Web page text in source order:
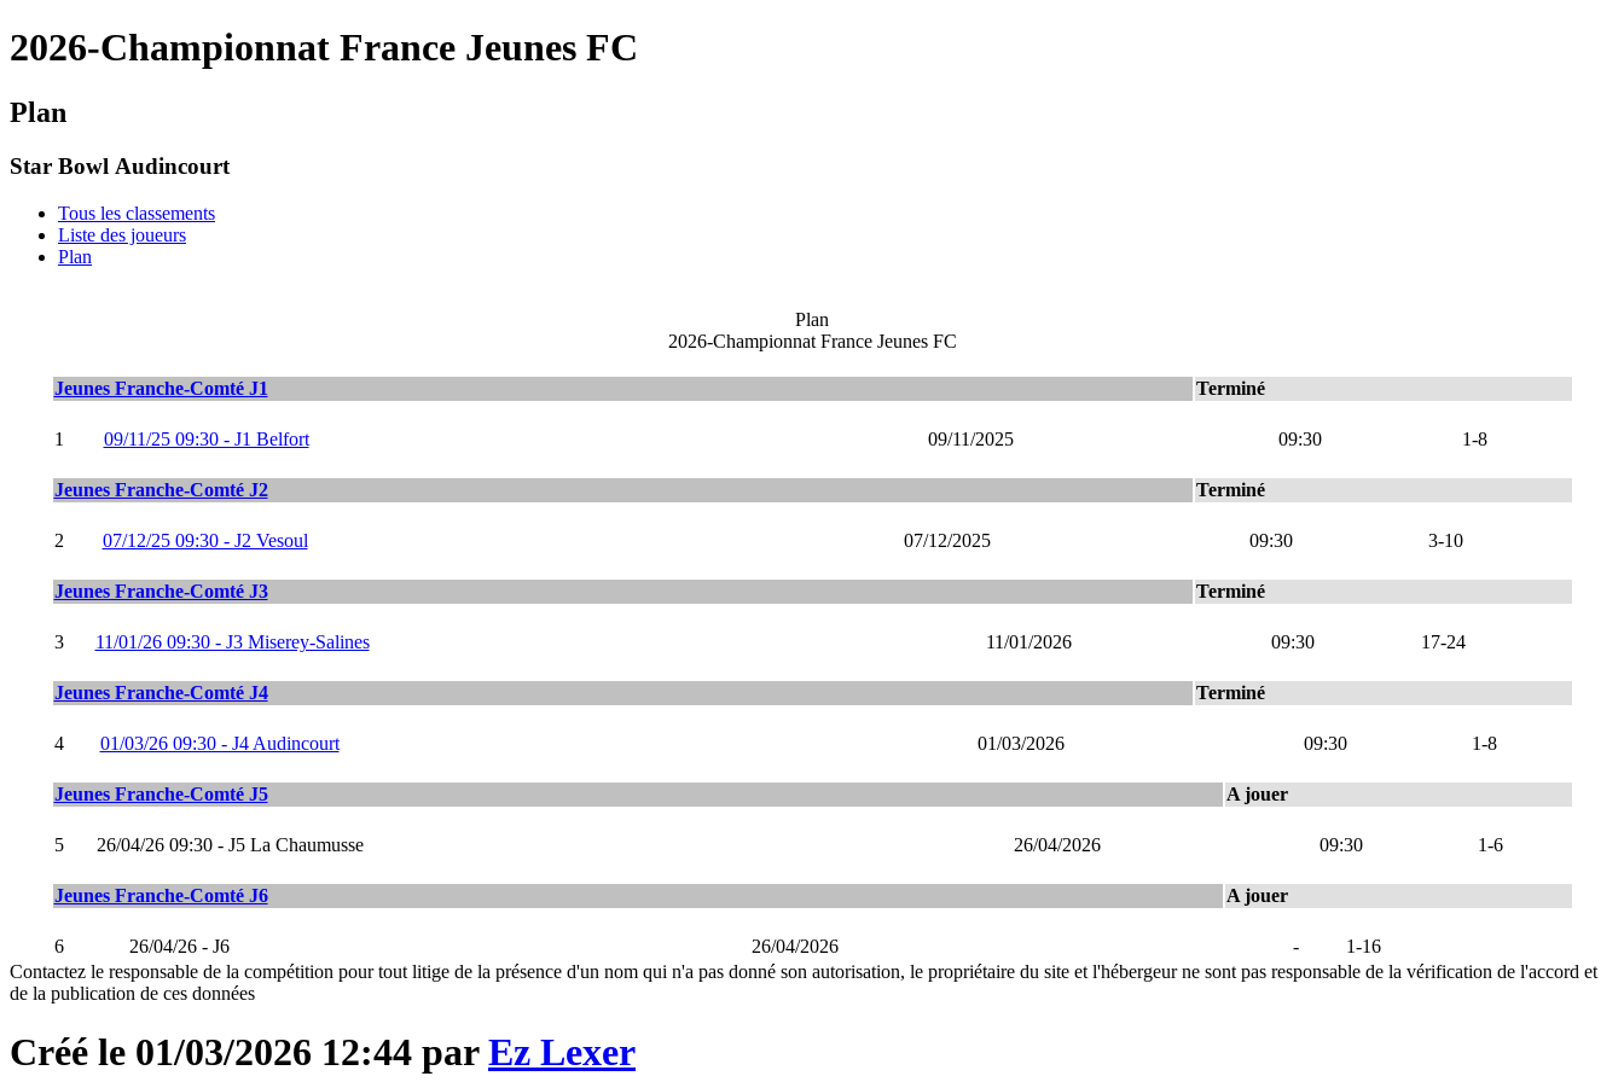
2026-Championnat France Jeunes FC
Plan
Star Bowl Audincourt
Tous les classements
Liste des joueurs
Plan
Plan
2026-Championnat France Jeunes FC
Jeunes Franche-Comté J1 Terminé
1 09/11/25 09:30 - J1 Belfort 09/11/2025 09:30 1-8
Jeunes Franche-Comté J2 Terminé
2 07/12/25 09:30 - J2 Vesoul 07/12/2025 09:30 3-10
Jeunes Franche-Comté J3 Terminé
3 11/01/26 09:30 - J3 Miserey-Salines 11/01/2026 09:30 17-24
Jeunes Franche-Comté J4 Terminé
4 01/03/26 09:30 - J4 Audincourt 01/03/2026 09:30 1-8
Jeunes Franche-Comté J5 A jouer
5 26/04/26 09:30 - J5 La Chaumusse 26/04/2026 09:30 1-6
Jeunes Franche-Comté J6 A jouer
6 26/04/26 - J6 26/04/2026 -
1-16
Contactez le responsable de la compétition pour tout litige de la présence d'un nom qui n'a pas donné son autorisation, le propriétaire du site et l'hébergeur ne sont pas responsable de la vérification de l'accord et
de la publication de ces données
Créé le 01/03/2026 12:44 parEz Lexer